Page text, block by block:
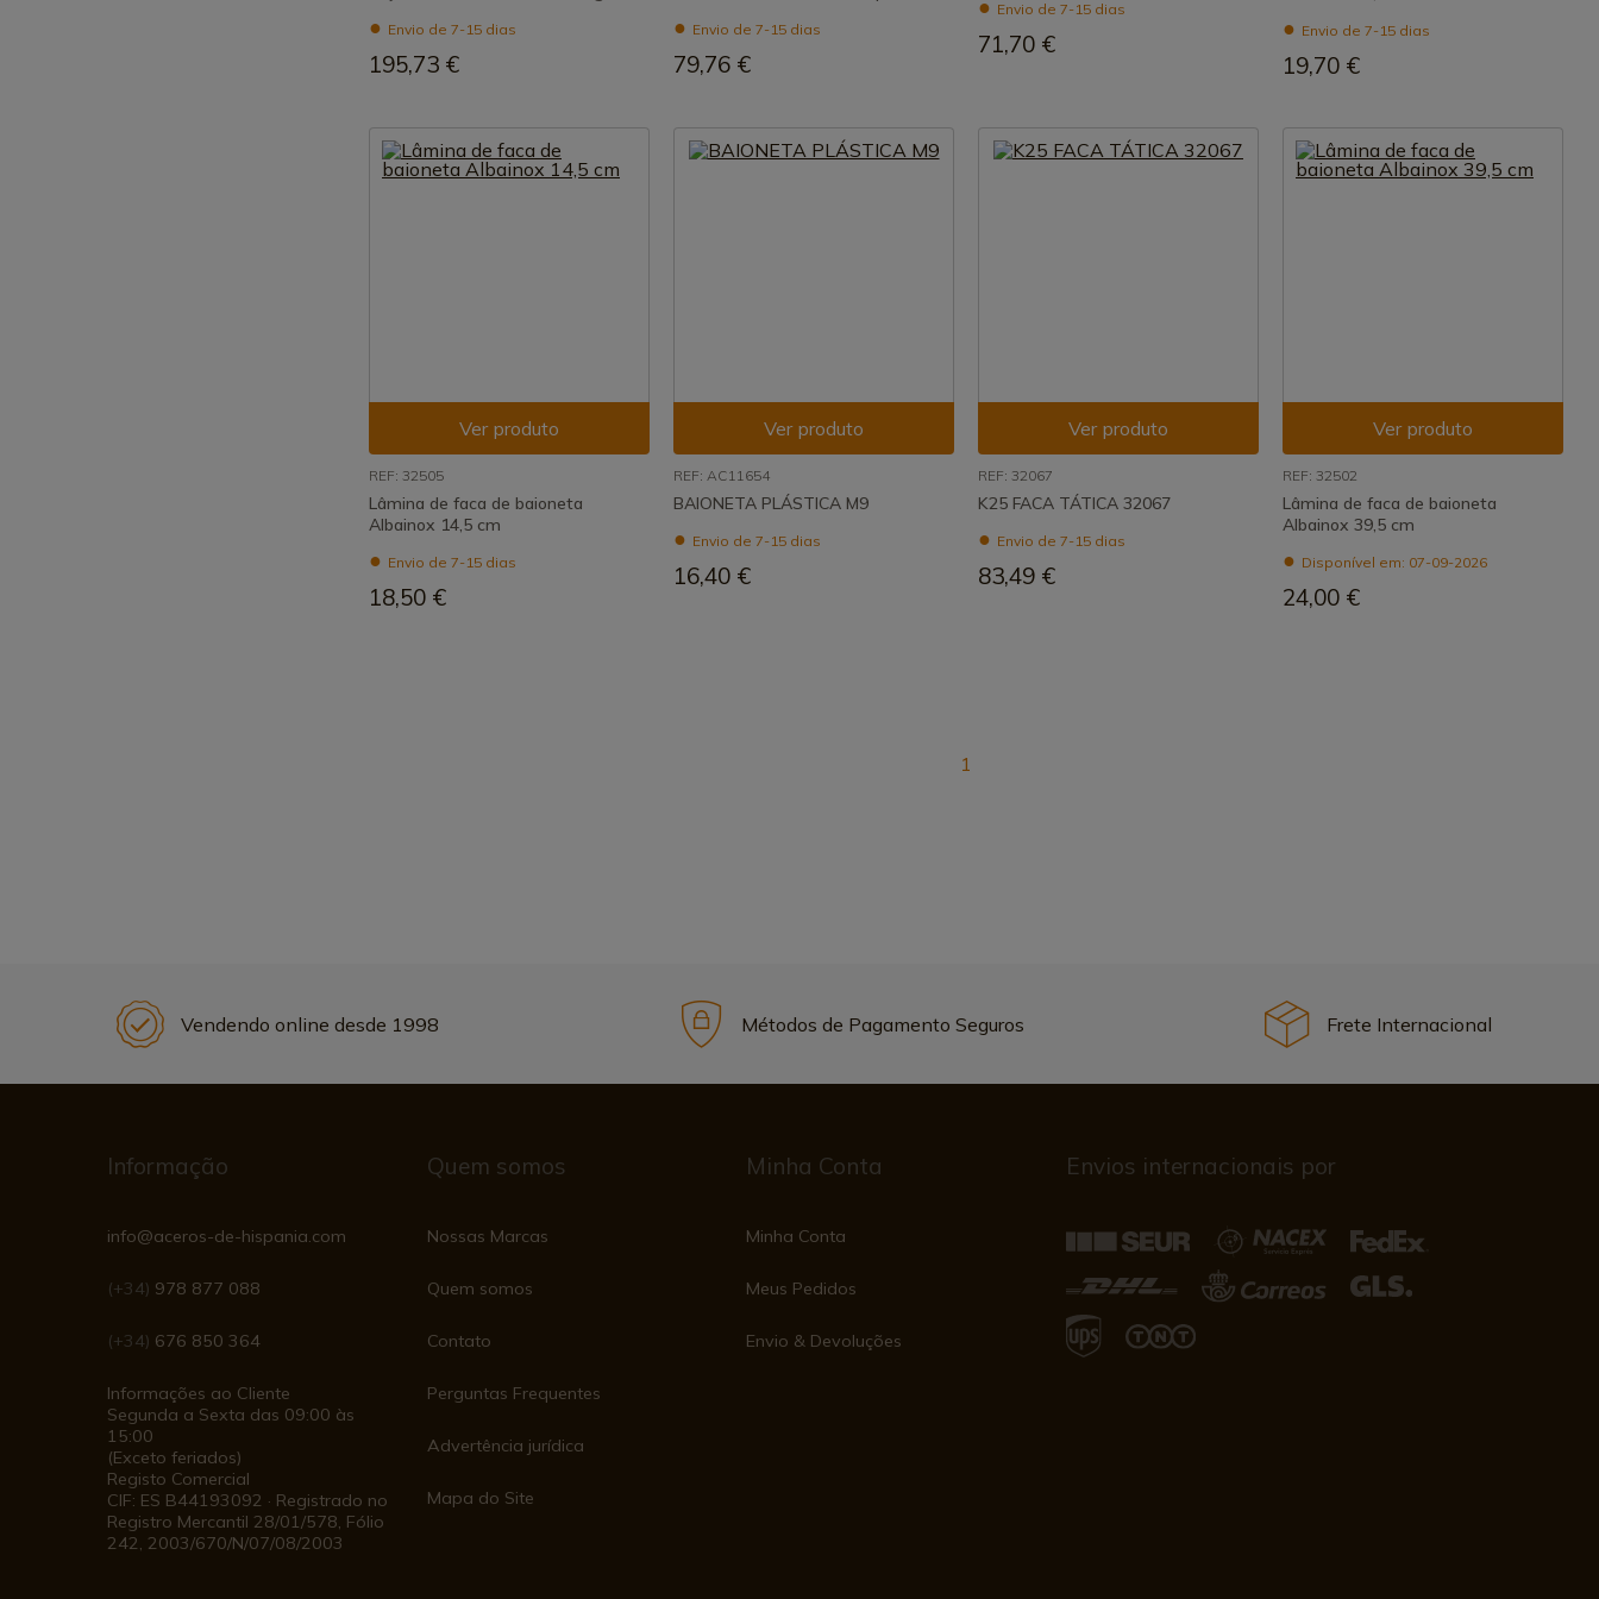
Envio de 7-15 dias
195,73 €
Envio de 7-15 dias
79,76 €
Envio de 7-15 dias
71,70 € Envio de 7-15 dias
19,70 €
Ver produto
REF: 32505
Lâmina de faca de baioneta
Albainox 14,5 cm
Envio de 7-15 dias
18,50 €
Ver produto
REF: AC11654
BAIONETA PLÁSTICA M9
Envio de 7-15 dias
16,40 €
Ver produto
REF: 32067
K25 FACA TÁTICA 32067
Envio de 7-15 dias
83,49 €
Ver produto
REF: 32502
Lâmina de faca de baioneta
Albainox 39,5 cm
Disponível em: 07-09-2026
24,00 €
1
Vendendo online desde 1998 Métodos de Pagamento Seguros Frete Internacional
Informação
info@aceros-de-hispania.com
(+34) 978 877 088
(+34) 676 850 364
Informações ao Cliente
Segunda a Sexta das 09:00 às
15:00
(Exceto feriados)
Registo Comercial
CIF: ES B44193092 · Registrado no
Registro Mercantil 28/01/578, Fólio
242, 2003/670/N/07/08/2003
Quem somos
Nossas Marcas
Quem somos
Contato
Perguntas Frequentes
Advertência jurídica
Mapa do Site
Minha Conta
Minha Conta
Meus Pedidos
Envio & Devoluções
Envios internacionais por